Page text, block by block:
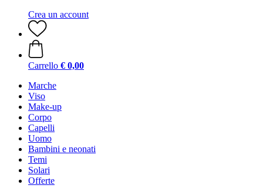
Crea un account
Carrello € 0,00
Marche
Viso
Make-up
Corpo
Capelli
Uomo
Bambini e neonati
Temi
Solari
Offerte